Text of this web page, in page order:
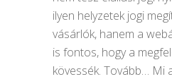
ilyen helyzetek jogi
vásárlók, hanem a
is fontos, hogy a
kövessék. Tovább… Mi